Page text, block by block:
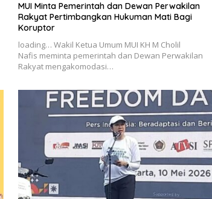
MUI Minta Pemerintah dan Dewan Perwakilan
Rakyat Pertimbangkan Hukuman Mati Bagi
Koruptor
loading… Wakil Ketua Umum MUI KH M Cholil
Nafis meminta pemerintah dan Dewan Perwakilan
Rakyat mengakomodasi…